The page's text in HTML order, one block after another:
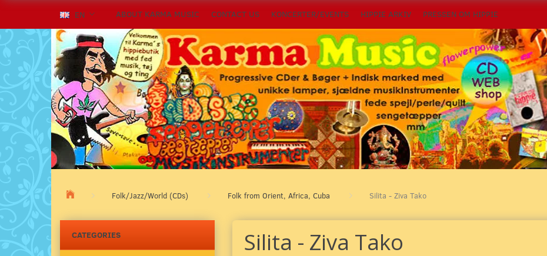
EN ABOUT KARMA MUSIC CONTACT US KONCERTER/EVENTS HIPPIE ARKIV PRESSEN OM HIPPIE
Folk/Jazz/World (CDs) Folk from Orient, Africa, Cuba Silita - Ziva Tako
CATEGORIES Silita - Ziva Tako